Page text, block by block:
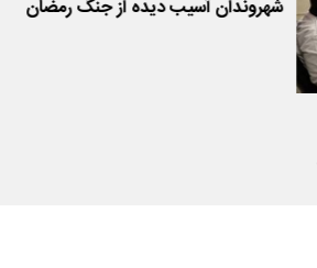
شهروندان آسیب دیده از جنگ رمضان